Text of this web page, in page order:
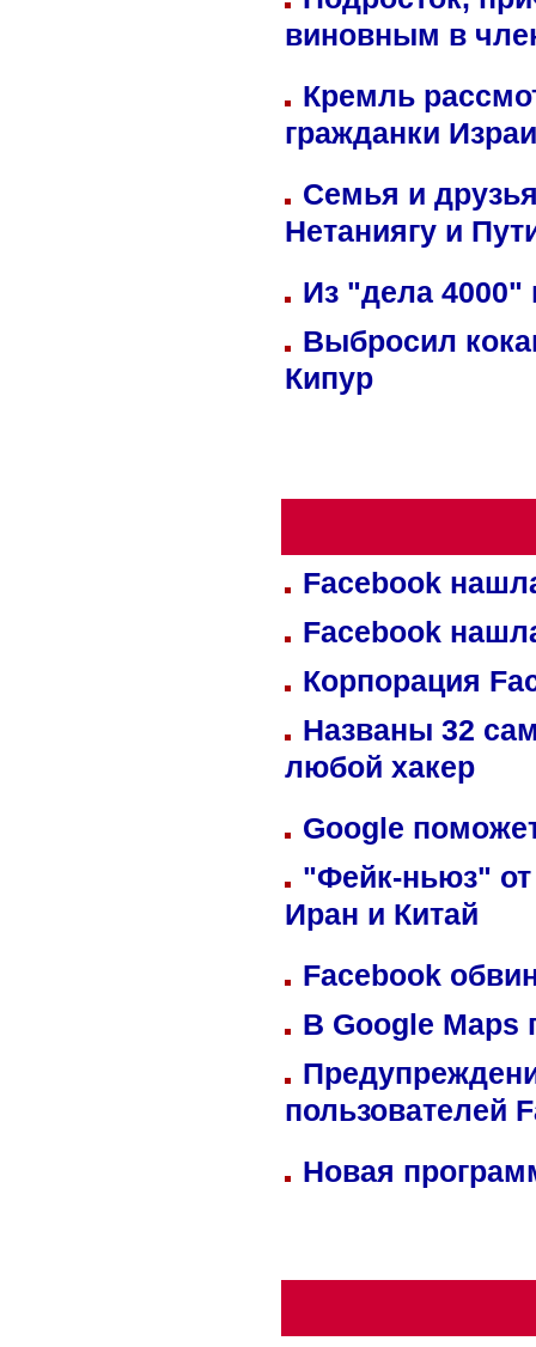
виновным в
Кремль
гражданки
Семья и
Нетаниягу и
Из "дела 4000"
Выбросил
Кипур
Facebook
Facebook
Корпорация
Названы 32
любой хакер
Google
"Фейк-ньюз" от
Иран и Китай
Facebook
В Google Maps
пользователей
Новая